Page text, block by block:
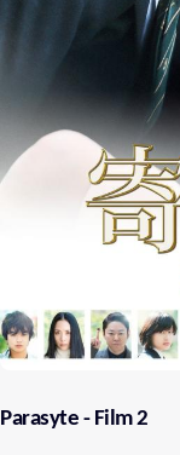
Parasyte - Film 2